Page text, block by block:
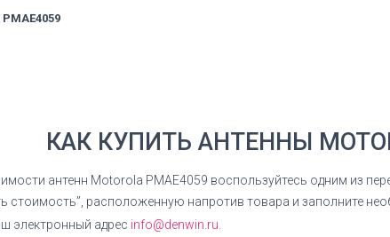
КАК КУПИТЬ АНТЕННЫ
антенн Motorola PMAE4059 воспользуйтесь одним из
стоимость”, расположенную напротив товара и заполните
электронный адрес info@denwin.ru.